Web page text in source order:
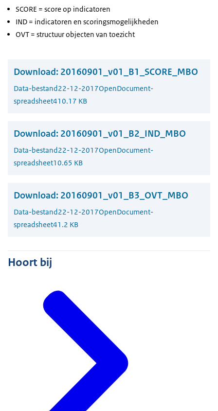
SCORE = score op indicatoren
IND = indicatoren en scoringsmogelijkheden
OVT = structuur objecten van toezicht
Download: 20160901_v01_B1_SCORE_MBO
Data-bestand22-12-2017OpenDocument-
spreadsheet410.17 KB
Download: 20160901_v01_B2_IND_MBO
Data-bestand22-12-2017OpenDocument-
spreadsheet10.65 KB
Download: 20160901_v01_B3_OVT_MBO
Data-bestand22-12-2017OpenDocument-
spreadsheet41.2 KB
Hoort bij